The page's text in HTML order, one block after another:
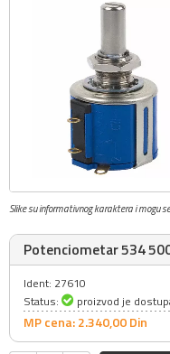
Slike su informativnog karaktera i mogu
Potenciometar 534
Ident: 27610
Status:
proizvod je
MP cena: 2.340,00Din